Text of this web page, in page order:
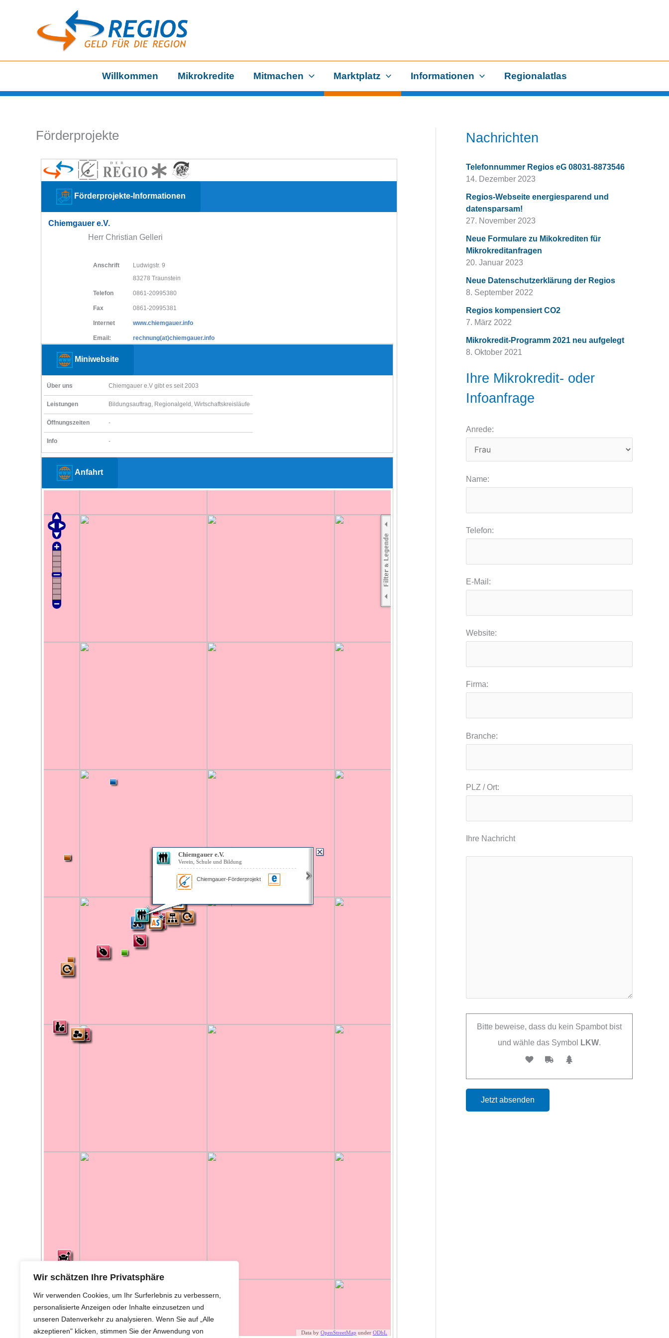
Wir schätzen Ihre Privatsphäre
Wir verwenden Cookies, um Ihr Surferlebnis zu verbessern,
personalisierte Anzeigen oder Inhalte einzusetzen und
unseren Datenverkehr zu analysieren. Wenn Sie auf „Alle
akzeptieren" klicken, stimmen Sie der Anwendung von
Willkommen Mikrokredite Mitmachen Marktplatz Informationen Regionalatlas
Förderprojekte
Förderprojekte-Informationen
Chiemgauer e.V.
Herr Christian Gelleri
Anschrift
Ludwigstr. 9
83278 Traunstein
Telefon 0861-20995380
Fax 0861-20995381
Internet www.chiemgauer.info
Email: rechnung(at)chiemgauer.info
Miniwebsite
Über uns Chiemgauer e.V gibt es seit 2003
Leistungen Bildungsauftrag, Regionalgeld, Wirtschaftskreisläufe
Öffnungszeiten -
Info -
Anfahrt
Nachrichten
Telefonnummer Regios eG 08031-8873546
14. Dezember 2023
Regios-Webseite energiesparend und
datensparsam!
27. November 2023
Neue Formulare zu Mikokrediten für
Mikrokreditanfragen
20. Januar 2023
Neue Datenschutzerklärung der Regios
8. September 2022
Regios kompensiert CO2
7. März 2022
Mikrokredit-Programm 2021 neu aufgelegt
8. Oktober 2021
Ihre Mikrokredit- oder
Infoanfrage
Anrede:
Name:
Telefon:
E-Mail:
Website:
Firma:
Branche:
PLZ / Ort:
Ihre Nachricht
Bitte beweise, dass du kein Spambot bist
und wähle das Symbol
LKW.